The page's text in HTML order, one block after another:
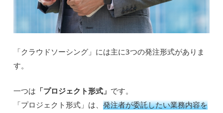
「クラウドソーシング」には主に3つの発注形式がありま
す。
一つは 「プロジェクト形式」 です。
「プロジェクト形式」は、発注者が委託したい業務内容を